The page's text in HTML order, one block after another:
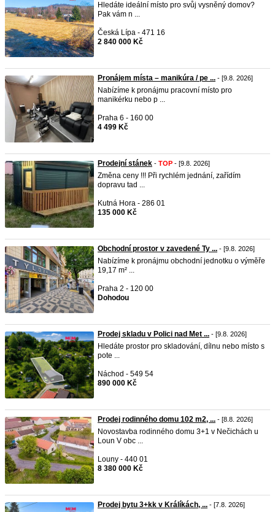
Hledáte ideální místo pro svůj vysněný domov?
Pak vám n ...
Česká Lípa - 471 16
2 840 000 Kč
Pronájem místa – manikúra / pe ... - [9.8. 2026]
Nabízíme k pronájmu pracovní místo pro
manikérku nebo p ...
Praha 6 - 160 00
4 499 Kč
Prodejní stánek - TOP - [9.8. 2026]
Změna ceny !!! Při rychlém jednání, zařídím
dopravu tad ...
Kutná Hora - 286 01
135 000 Kč
Obchodní prostor v zavedené Ty ... - [9.8. 2026]
Nabízíme k pronájmu obchodní jednotku o výměře
19,17 m² ...
Praha 2 - 120 00
Dohodou
Prodej skladu v Polici nad Met ... - [9.8. 2026]
Hledáte prostor pro skladování, dílnu nebo místo s
pote ...
Náchod - 549 54
890 000 Kč
Prodej rodinného domu 102 m2, ... - [8.8. 2026]
Novostavba rodinného domu 3+1 v Nečichách u
Loun V obc ...
Louny - 440 01
8 380 000 Kč
Prodej bytu 3+kk v Králíkách, ... - [7.8. 2026]